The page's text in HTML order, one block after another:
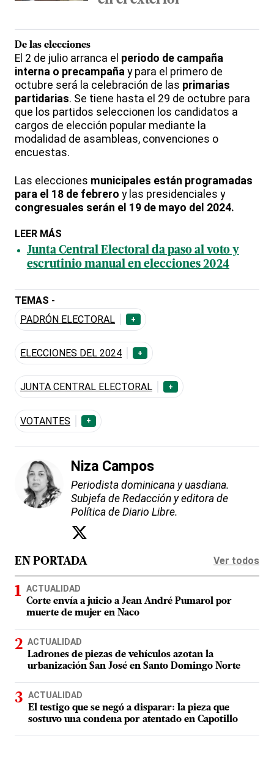
De las elecciones
El 2 de julio arranca el periodo de campaña
interna o precampaña y para el primero de
octubre será la celebración de las primarias
partidarias. Se tiene hasta el 29 de octubre para
que los partidos seleccionen los candidatos a
cargos de elección popular mediante la
modalidad de asambleas, convenciones o
encuestas.
Las elecciones municipales están programadas
para el 18 de febrero y las presidenciales y
congresuales serán el 19 de mayo del 2024.
LEER MÁS
Junta Central Electoral da paso al voto y
escrutinio manual en elecciones 2024
TEMAS -
PADRÓN ELECTORAL
+
ELECCIONES DEL 2024 +
JUNTA CENTRAL ELECTORAL +
VOTANTES +
Niza Campos
Periodista dominicana y uasdiana.
Subjefa de Redacción y editora de
Política de Diario Libre.
EN PORTADA Ver todos
ACTUALIDAD
Corte envía a juicio a Jean André Pumarol por
muerte de mujer en Naco
ACTUALIDAD
Ladrones de piezas de vehículos azotan la
urbanización San José en Santo Domingo Norte
ACTUALIDAD
El testigo que se negó a disparar: la pieza que
sostuvo una condena por atentado en Capotillo